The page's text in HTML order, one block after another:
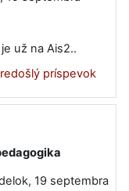
už na Ais2..
príspevok
19 septembra